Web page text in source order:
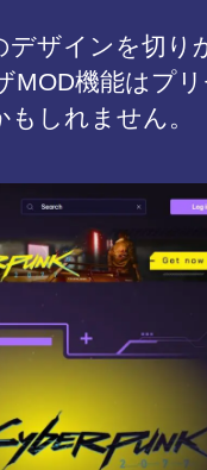
ザインを切り
MOD機能はプリ
しれません。